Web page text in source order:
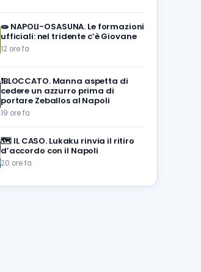
🧫 NAPOLI-OSASUNA. Le formazioni
ufficiali: nel tridente c’è Giovane
12 ore fa
❗️BLOCCATO. Manna aspetta di
cedere un azzurro prima di
portare Zeballos al Napoli
19 ore fa
🗺️ IL CASO. Lukaku rinvia il ritiro
d’accordo con il Napoli
20 ore fa